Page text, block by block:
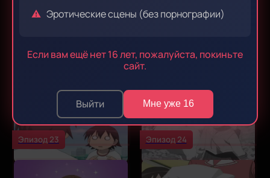
Эротические сцены (без порнографии)
Если вам ещё нет 16 лет, пожалуйста, покиньте
сайт.
Выйти Мне уже 16
Эпизод 19 Эпизод 20
Эпизод 23 Эпизод 24